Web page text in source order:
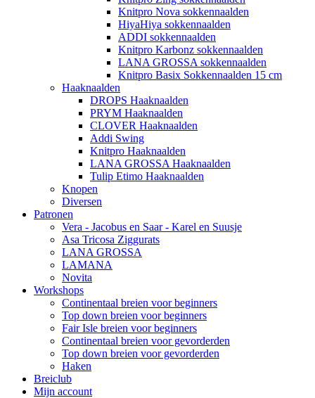
Knitpro Nova sokkennaalden
HiyaHiya sokkennaalden
ADDI sokkennaalden
Knitpro Karbonz sokkennaalden
LANA GROSSA sokkennaalden
Knitpro Basix Sokkennaalden 15 cm
Haaknaalden
DROPS Haaknaalden
PRYM Haaknaalden
CLOVER Haaknaalden
Addi Swing
Knitpro Haaknaalden
LANA GROSSA Haaknaalden
Tulip Etimo Haaknaalden
Knopen
Diversen
Patronen
Vera - Jacobus en Saar - Karel en Suusje
Asa Tricosa Ziggurats
LANA GROSSA
LAMANA
Novita
Workshops
Continentaal breien voor beginners
Top down breien voor beginners
Fair Isle breien voor beginners
Continentaal breien voor gevorderden
Top down breien voor gevorderden
Haken
Breiclub
Mijn account